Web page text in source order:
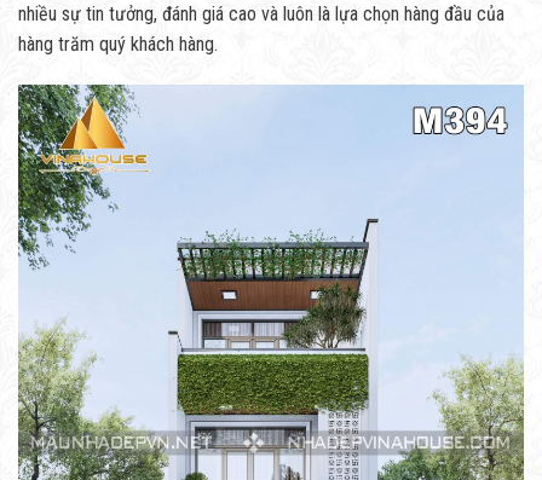
nhiều sự tin tưởng, đánh giá cao và luôn là lựa chọn hàng đầu của
hàng trăm quý khách hàng.